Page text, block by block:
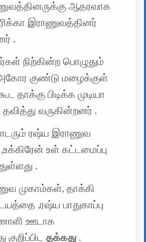
ஆதரவாக
இராணுவத்தினர்
.
நிற்கின்ற பொழுதும்
குண்டு மழைக்குள்
தாக்கு பிடிக்க முடியா
தவித்து வருகின்றனர் .
ரஷ்ய இராணுவ
உள் கட்டமைப்பு
.
முகாம்கள், தாக்கி
,ரஷ்ய பாதுகாப்பு
ஊடாக
குறிப்பிடதக்கது .